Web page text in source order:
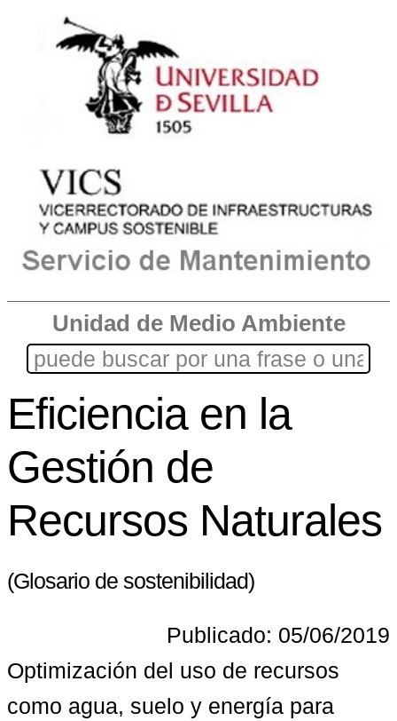
Unidad de Medio Ambiente
Eficiencia en la
Gestión de
Recursos Naturales
(Glosario de sostenibilidad)
Publicado: 05/06/2019
Optimización del uso de recursos
como agua, suelo y energía para